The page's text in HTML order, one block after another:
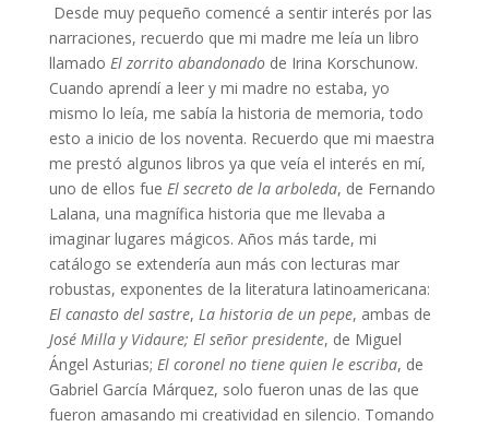
Desde muy pequeño comencé a sentir interés por las
narraciones, recuerdo que mi madre me leía un libro
llamado El zorrito abandonadode Irina Korschunow.
Cuando aprendí a leer y mi madre no estaba, yo
mismo lo leía, me sabía la historia de memoria, todo
esto a inicio de los noventa. Recuerdo que mi maestra
me prestó algunos libros ya que veía el interés en mí,
uno de ellos fue El secreto de la arboleda, de Fernando
Lalana, una magnífica historia que me llevaba a
imaginar lugares mágicos. Años más tarde, mi
catálogo se extendería aun más con lecturas mar
robustas, exponentes de la literatura latinoamericana:
El canasto del sastre, La historia de un pepe, ambas de
José Milla y Vidaure; El señor presidente, de Miguel
Ángel Asturias; El coronel no tiene quien le escriba, de
Gabriel García Márquez, solo fueron unas de las que
fueron amasando mi creatividad en silencio. Tomando